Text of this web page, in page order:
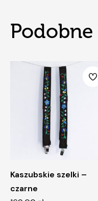
Kaszubskie szelki –
czarne